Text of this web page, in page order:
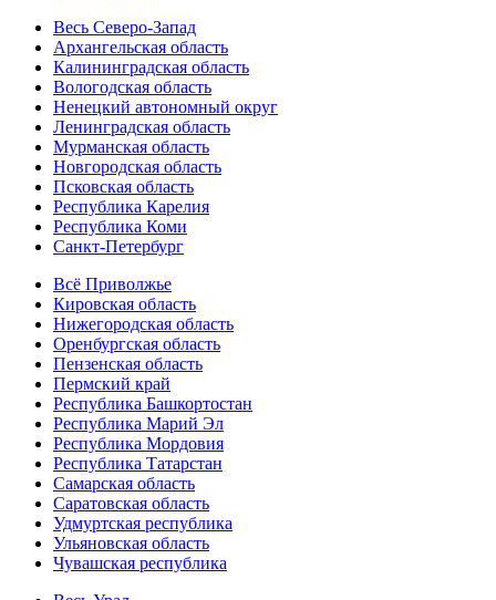
Весь Северо-Запад
Архангельская область
Калининградская область
Вологодская область
Ненецкий автономный округ
Ленинградская область
Мурманская область
Новгородская область
Псковская область
Республика Карелия
Республика Коми
Санкт-Петербург
Всё Приволжье
Кировская область
Нижегородская область
Оренбургская область
Пензенская область
Пермский край
Республика Башкортостан
Республика Марий Эл
Республика Мордовия
Республика Татарстан
Самарская область
Саратовская область
Удмуртская республика
Ульяновская область
Чувашская республика